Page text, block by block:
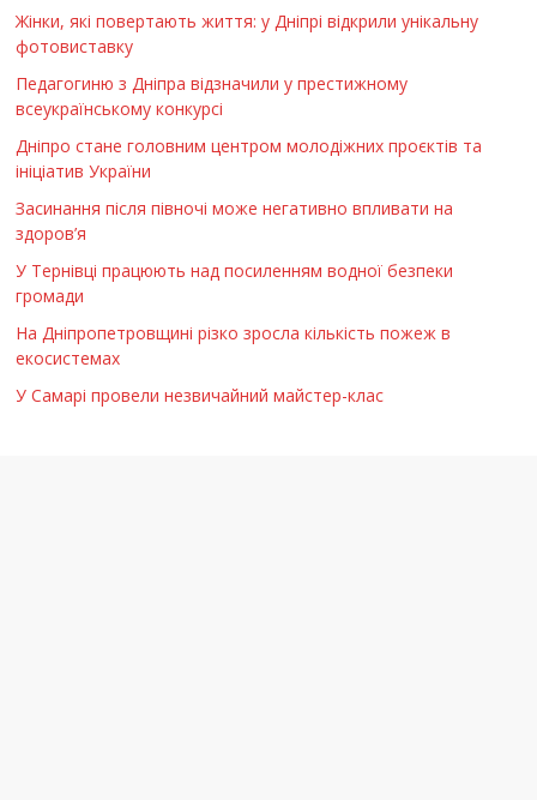
Жінки, які повертають життя: у Дніпрі відкрили унікальну
фотовиставку
Педагогиню з Дніпра відзначили у престижному
всеукраїнському конкурсі
Дніпро стане головним центром молодіжних проєктів та
ініціатив України
Засинання після півночі може негативно впливати на
здоров’я
У Тернівці працюють над посиленням водної безпеки
громади
На Дніпропетровщині різко зросла кількість пожеж в
екосистемах
У Самарі провели незвичайний майстер-клас